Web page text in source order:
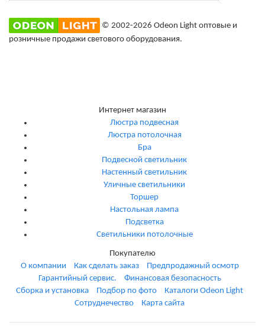
© 2002-2026 Odeon Light оптовые и
розничные продажи светового оборудования.
Интернет магазин
Люстра подвесная
Люстра потолочная
Бра
Подвесной светильник
Настенный светильник
Уличные светильники
Торшер
Настольная лампа
Подсветка
Светильники потолочные
Покупателю
О компании
Как сделать заказ
Предпродажный осмотр
Гарантийный сервис.
Финансовая безопасность
Сборка и установка
Подбор по фото
Каталоги Odeon Light
Сотруднечество
Карта сайта